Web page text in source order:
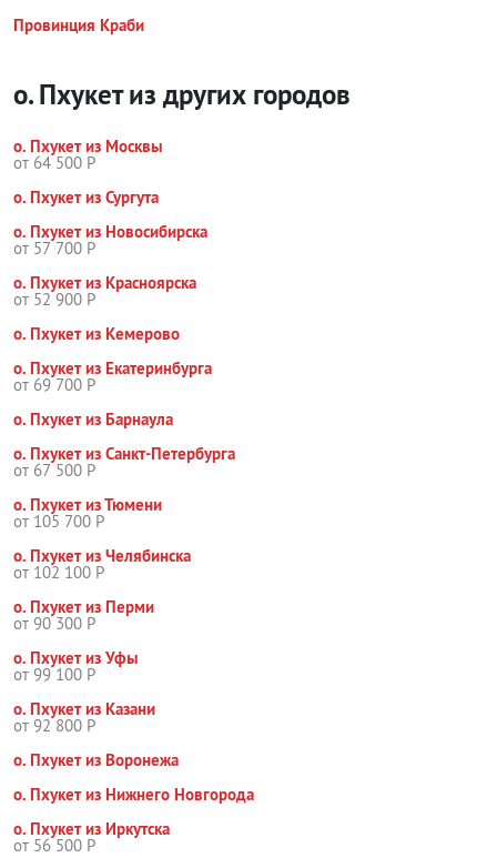
Провинция Краби
о. Пхукет из других городов
о. Пхукет из Москвы
от 64 500 Р
о. Пхукет из Сургута
о. Пхукет из Новосибирска
от 57 700 Р
о. Пхукет из Красноярска
от 52 900 Р
о. Пхукет из Кемерово
о. Пхукет из Екатеринбурга
от 69 700 Р
о. Пхукет из Барнаула
о. Пхукет из Санкт-Петербурга
от 67 500 Р
о. Пхукет из Тюмени
от 105 700 Р
о. Пхукет из Челябинска
от 102 100 Р
о. Пхукет из Перми
от 90 300 Р
о. Пхукет из Уфы
от 99 100 Р
о. Пхукет из Казани
от 92 800 Р
о. Пхукет из Воронежа
о. Пхукет из Нижнего Новгорода
о. Пхукет из Иркутска
от 56 500 Р